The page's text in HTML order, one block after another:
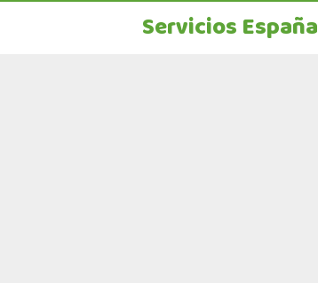
Servicios España